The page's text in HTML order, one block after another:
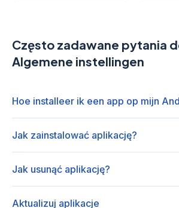
Często zadawane pytania
Algemene instellingen
Hoe installeer ik een app op mijn
Jak zainstalować aplikację?
Jak usunąć aplikację?
Aktualizuj aplikacje